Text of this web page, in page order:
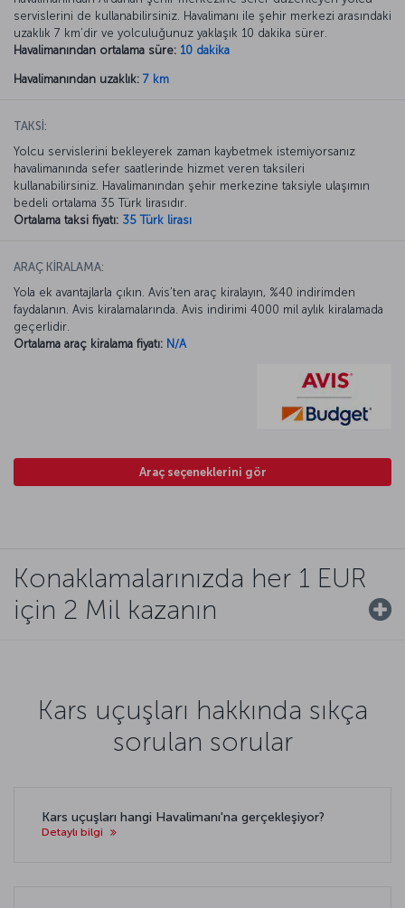
servislerini de kullanabilirsiniz. Havalimanı ile şehir merkezi arasındaki
uzaklık 7 km’dir ve yolculuğunuz yaklaşık 10 dakika sürer.
Havalimanından ortalama süre: 10 dakika
Havalimanından uzaklık: 7 km
TAKSİ:
Yolcu servislerini bekleyerek zaman kaybetmek istemiyorsanız
havalimanında sefer saatlerinde hizmet veren taksileri
kullanabilirsiniz. Havalimanından şehir merkezine taksiyle ulaşımın
bedeli ortalama 35 Türk lirasıdır.
Ortalama taksi fiyatı: 35 Türk lirası
ARAÇ KİRALAMA:
Yola ek avantajlarla çıkın. Avis’ten araç kiralayın, %40 indirimden
faydalanın. Avis kiralamalarında. Avis indirimi 4000 mil aylık kiralamada
geçerlidir.
Ortalama araç kiralama fiyatı: N/A
Araç seçeneklerini gör
Konaklamalarınızda her 1 EUR
için 2 Mil kazanın
Kars uçuşları hakkında sıkça
sorulan sorular
Kars uçuşları hangi Havalimanı'na gerçekleşiyor?
Detaylı bilgi